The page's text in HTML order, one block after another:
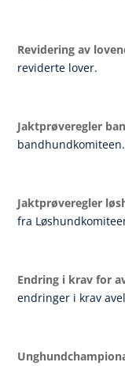
Revidering av
reviderte lover.
Jaktprøveregler
bandhundkomiteen.
Jaktprøveregler
fra
Endring i krav for
endringer i krav